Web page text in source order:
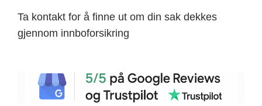
Ta kontakt for å finne ut om din sak dekkes
gjennom innboforsikring